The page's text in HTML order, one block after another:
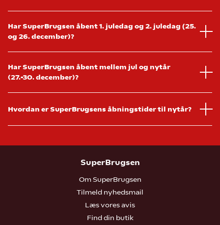
Har SuperBrugsen åbent 1. juledag og 2. juledag (25.
og 26. december)?
Har SuperBrugsen åbent mellem jul og nytår
(27.-30. december)?
Hvordan er SuperBrugsens åbningstider til nytår?
SuperBrugsen
Om SuperBrugsen
Tilmeld nyhedsmail
Læs vores avis
Find din butik